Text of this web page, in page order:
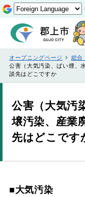
オープニングページ 総合
公害（大気汚染、ばい煙、
談先はどこですか
公害（大気汚
壌汚染、産業
先はどこです
■大気汚染